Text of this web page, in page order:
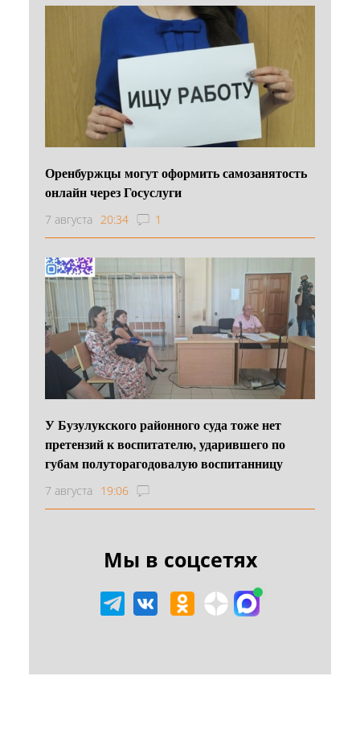
Оренбуржцы могут оформить самозанятость
онлайн через Госуслуги
7 августа 20:34 1
У Бузулукского районного суда тоже нет
претензий к воспитателю, ударившего по
губам полуторагодовалую воспитанницу
7 августа 19:06
Мы в соцсетях